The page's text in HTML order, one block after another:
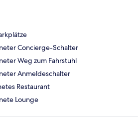
Concierge-Schalter
Weg zum Fahrstuhl
Anmeldeschalter
Restaurant
Lounge